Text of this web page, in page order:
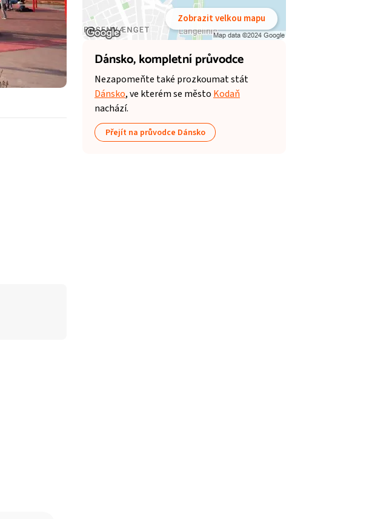
Zobrazit velkou mapu
Dánsko,kompletní průvodce
Nezapomeňte také prozkoumat stát
Dánsko, ve kterém se město Kodaň
nachází.
Přejít na průvodce Dánsko